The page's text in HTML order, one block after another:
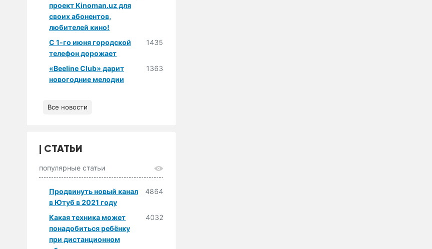
проект Kinoman.uz для
своих абонентов,
любителей кино!
С 1-го июня городской
телефон дорожает
1435
«Beeline Club» дарит
новогодние мелодии
1363
Все новости
СТАТЬИ
популярные статьи
Продвинуть новый канал
в Ютуб в 2021 году
4864
Какая техника может
понадобиться ребёнку
при дистанционном
4032